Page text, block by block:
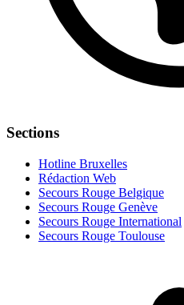
Sections
Hotline Bruxelles
Rédaction Web
Secours Rouge Belgique
Secours Rouge Genève
Secours Rouge International
Secours Rouge Toulouse